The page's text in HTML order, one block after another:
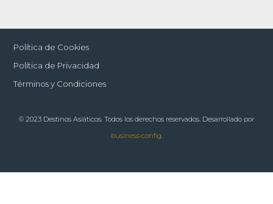
Política de Cookies
Política de Privacidad
Términos y Condiciones
© 2023 Destinos Asiáticos. Todos los derechos reservados. Desarrollado por
business•config.